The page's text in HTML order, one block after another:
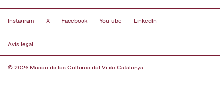
Instagram X Facebook YouTube LinkedIn
Avís legal
© 2026 Museu de les Cultures del Vi de Catalunya